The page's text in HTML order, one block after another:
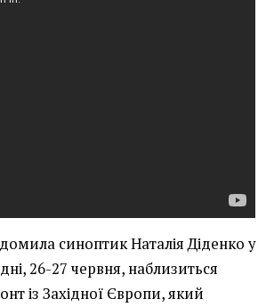
синоптик Наталія Діденко у
26-27 червня, наблизиться
із Західної Європи, який